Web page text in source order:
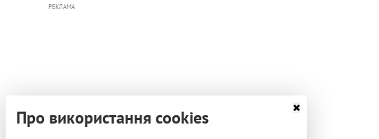
РЕКЛАМА
Про використання cookies